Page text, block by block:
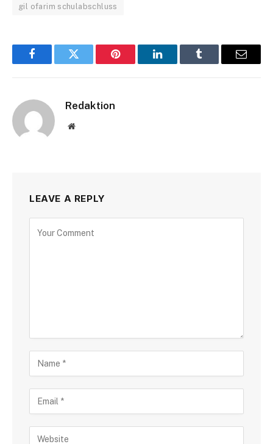
gil ofarim schulabschluss
FacebookTwitter Pinterest LinkedInTumblr Email
Redaktion
Website
LEAVE A REPLY